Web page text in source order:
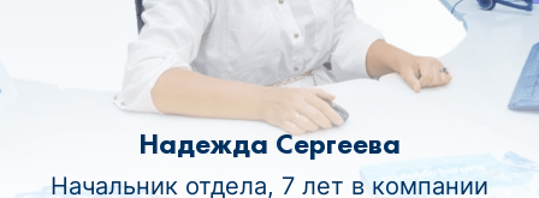
Надежда Сергеева
Начальник отдела, 7 лет в компании